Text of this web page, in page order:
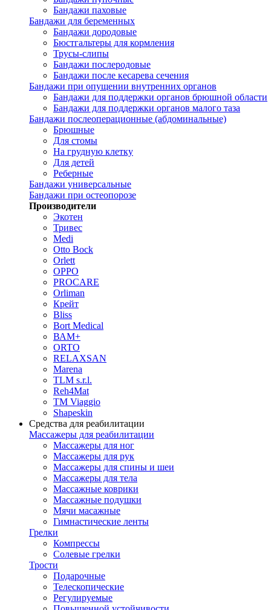
Бандажи паховые
Бандажи для беременных
Бандажи дородовые
Бюстгальтеры для кормления
Трусы-слипы
Бандажи послеродовые
Бандажи после кесарева сечения
Бандажи при опущении внутренних органов
Бандажи для поддержки органов брюшной области
Бандажи для поддержки органов малого таза
Бандажи послеоперационные (абдоминальные)
Брюшные
Для стомы
На грудную клетку
Для детей
Реберные
Бандажи универсальные
Бандажи при остеопорозе
Производители
Экотен
Тривес
Medi
Otto Bock
Orlett
OPPO
PROCARE
Orliman
Крейт
Bliss
Bort Medical
ВАМ+
ORTO
RELAXSAN
Marena
TLM s.r.l.
Reh4Mat
TM Viaggio
Shapeskin
Средства для реабилитации
Массажеры для реабилитации
Массажеры для ног
Массажеры для рук
Массажеры для спины и шеи
Массажеры для тела
Массажные коврики
Массажные подушки
Мячи масажные
Гимнастические ленты
Грелки
Компрессы
Солевые грелки
Трости
Подарочные
Телескопические
Регулируемые